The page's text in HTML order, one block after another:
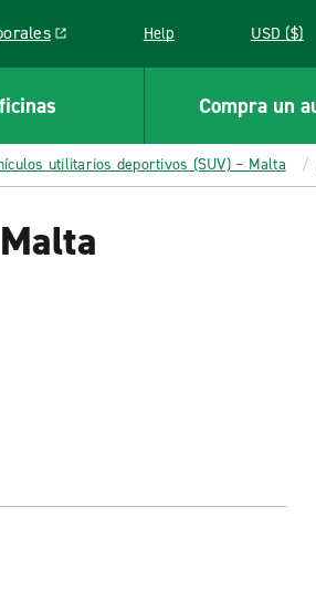
window Help USD ($)
Compra un
utilitarios deportivos (SUV) – Malta